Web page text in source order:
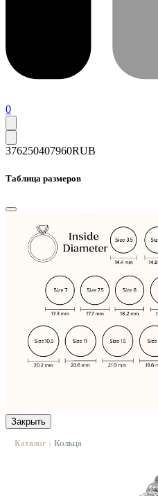
0
376250407960RUB
Таблица размеров
Закрыть
Каталог | Кольца